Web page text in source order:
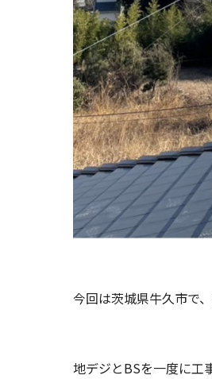
今回は茨城県牛久市で
地デジとBSを一度に工